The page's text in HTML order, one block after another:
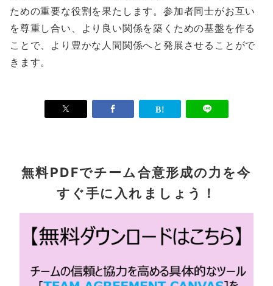
ための重要な役割を果たします。参加者同士がお互い
を尊重し合い、より良い関係を築くための基盤を作る
ことで、より豊かな人間関係へと発展させることがで
きます。
無料PDFでチーム合意形成の力を今
すぐ手に入れましょう！